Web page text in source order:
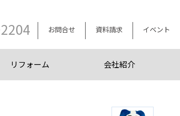
お問合せ 資料請求 イベント
リフォーム 会社紹介